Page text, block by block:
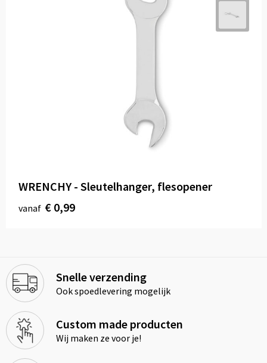
WRENCHY - Sleutelhanger, flesopener
vanaf € 0,99
Snelle verzending
Ook spoedlevering mogelijk
Custom made producten
Wij maken ze voor je!